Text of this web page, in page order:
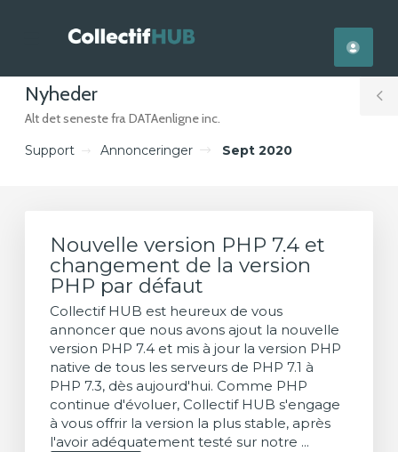
Mobile
Nyheder
Alt det seneste fra DATAenligne inc.
Support
Annonceringer Sept 2020
Nouvelle version PHP 7.4 et
changement de la version
PHP par défaut
Collectif HUB est heureux de vous
annoncer que nous avons ajout la nouvelle
version PHP 7.4 et mis à jour la version PHP
native de tous les serveurs de PHP 7.1 à
PHP 7.3, dès aujourd'hui. Comme PHP
continue d'évoluer, Collectif HUB s'engage
à vous offrir la version la plus stable, après
l'avoir adéquatement testé sur notre ...